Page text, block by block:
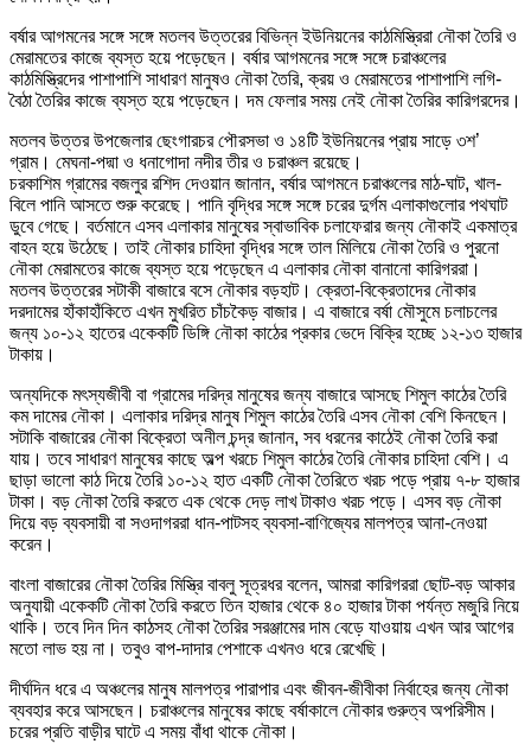
বর্ষার আগমনের সঙ্গে সঙ্গে মতলব উত্তরের বিভিন্ন ইউনিয়নের কাঠমিস্ত্রিরা নৌকা তৈরি ও
মেরামতের কাজে ব্যস্ত হয়ে পড়েছেন। বর্ষার আগমনের সঙ্গে সঙ্গে চরাঞ্চলের
কাঠমিস্ত্রিদের পাশাপাশি সাধারণ মানুষও নৌকা তৈরি, ক্রয় ও মেরামতের পাশাপাশি লগি-
বৈঠা তৈরির কাজে ব্যস্ত হয়ে পড়েছেন। দম ফেলার সময় নেই নৌকা তৈরির কারিগরদের।
মতলব উত্তর উপজেলার ছেংগারচর পৌরসভা ও ১৪টি ইউনিয়নের প্রায় সাড়ে ৩শ’
গ্রাম। মেঘনা-পদ্মা ও ধনাগোদা নদীর তীর ও চরাঞ্চল রয়েছে।
চরকাশিম গ্রামের বজলুর রশিদ দেওয়ান জানান, বর্ষার আগমনে চরাঞ্চলের মাঠ-ঘাট, খাল-
বিলে পানি আসতে শুরু করেছে। পানি বৃদ্ধির সঙ্গে সঙ্গে চরের দুর্গম এলাকাগুলোর পথঘাট
ডুবে গেছে। বর্তমানে এসব এলাকার মানুষের স্বাভাবিক চলাফেরার জন্য নৌকাই একমাত্র
বাহন হয়ে উঠেছে। তাই নৌকার চাহিদা বৃদ্ধির সঙ্গে তাল মিলিয়ে নৌকা তৈরি ও পুরনো
নৌকা মেরামতের কাজে ব্যস্ত হয়ে পড়েছেন এ এলাকার নৌকা বানানো কারিগররা।
মতলব উত্তরের সটাকী বাজারে বসে নৌকার বড়হাট। ক্রেতা-বিক্রেতাদের নৌকার
দরদামের হাঁকাহাঁকিতে এখন মুখরিত চাঁচকৈড় বাজার। এ বাজারে বর্ষা মৌসুমে চলাচলের
জন্য ১০-১২ হাতের একেকটি ডিঙ্গি নৌকা কাঠের প্রকার ভেদে বিক্রি হচ্ছে ১২-১৩ হাজার
টাকায়।
অন্যদিকে মৎস্যজীবী বা গ্রামের দরিদ্র মানুষের জন্য বাজারে আসছে শিমুল কাঠের তৈরি
কম দামের নৌকা। এলাকার দরিদ্র মানুষ শিমুল কাঠের তৈরি এসব নৌকা বেশি কিনছেন।
সটাকি বাজারের নৌকা বিক্রেতা অনীল চন্দ্র জানান, সব ধরনের কাঠেই নৌকা তৈরি করা
যায়। তবে সাধারণ মানুষের কাছে অল্প খরচে শিমুল কাঠের তৈরি নৌকার চাহিদা বেশি। এ
ছাড়া ভালো কাঠ দিয়ে তৈরি ১০-১২ হাত একটি নৌকা তৈরিতে খরচ পড়ে প্রায় ৭-৮ হাজার
টাকা। বড় নৌকা তৈরি করতে এক থেকে দেড় লাখ টাকাও খরচ পড়ে। এসব বড় নৌকা
দিয়ে বড় ব্যবসায়ী বা সওদাগররা ধান-পাটসহ ব্যবসা-বাণিজ্যের মালপত্র আনা-নেওয়া
করেন।
বাংলা বাজারের নৌকা তৈরির মিস্ত্রি বাবলু সূত্রধর বলেন, আমরা কারিগররা ছোট-বড় আকার
অনুযায়ী একেকটি নৌকা তৈরি করতে তিন হাজার থেকে ৪০ হাজার টাকা পর্যন্ত মজুরি নিয়ে
থাকি। তবে দিন দিন কাঠসহ নৌকা তৈরির সরঞ্জামের দাম বেড়ে যাওয়ায় এখন আর আগের
মতো লাভ হয় না। তবুও বাপ-দাদার পেশাকে এখনও ধরে রেখেছি।
দীর্ঘদিন ধরে এ অঞ্চলের মানুষ মালপত্র পারাপার এবং জীবন-জীবীকা নির্বাহের জন্য নৌকা
ব্যবহার করে আসছেন। চরাঞ্চলের মানুষের কাছে বর্ষাকালে নৌকার গুরুত্ব অপরিসীম।
চরের প্রতি বাড়ীর ঘাটে এ সময় বাঁধা থাকে নৌকা।